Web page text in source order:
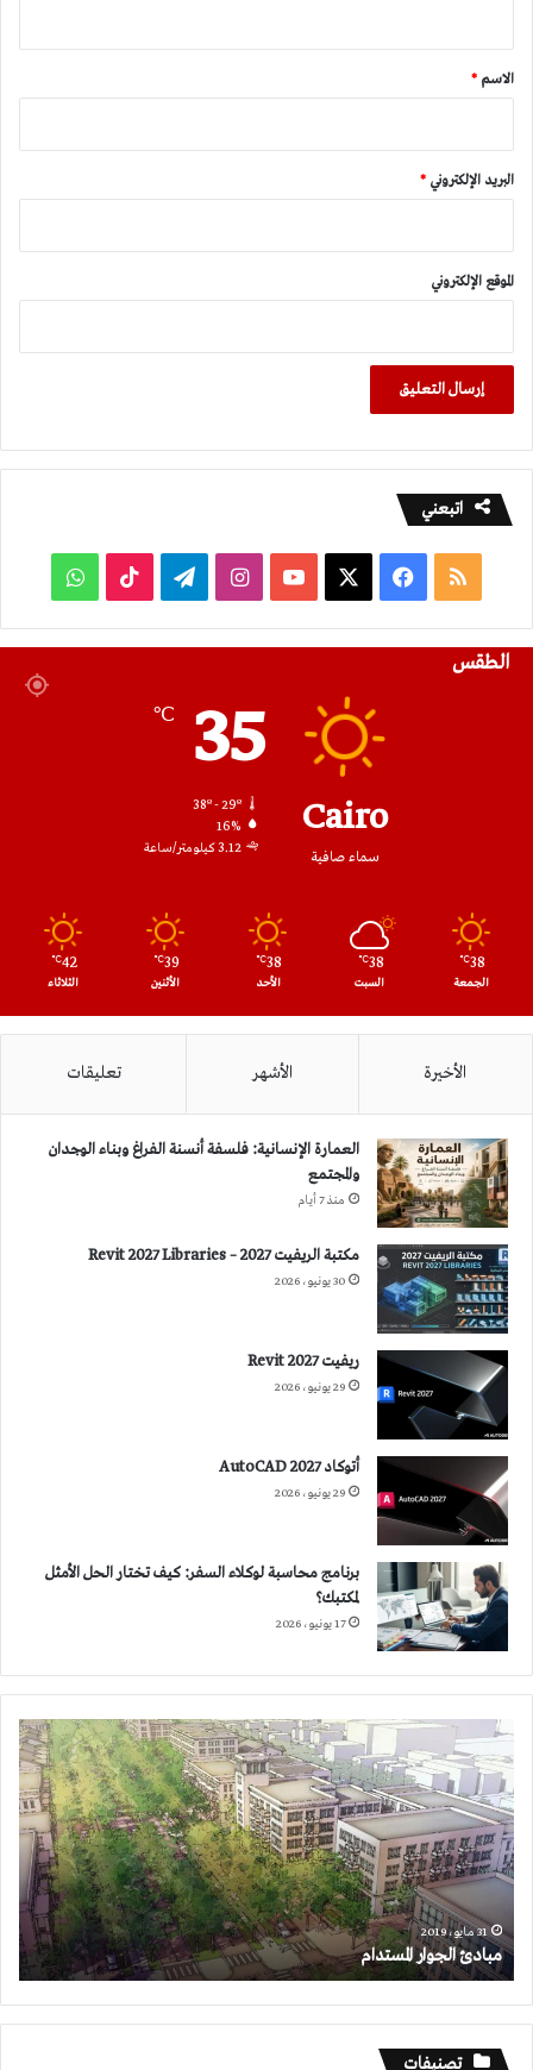
*
الاسم *
البريد الإلكتروني *
الموقع الإلكتروني
اتبعني
ملخص
الموقع
فيسبوك ‫YouTubeانستقرامتيلقرام ‫TikTokواتساب
الطقس
Cairo
سماء صافية
35
℃
38º - 29º
16%
3.12 كيلومتر/ساعة
38
℃
الجمعة
38
℃
السبت
38
℃
الأحد
39
℃
الأثنين
42
℃
الثلاثاء
الأخيرة الأشهر تعليقات
العمارة الإنسانية: فلسفة أنسنة الفراغ وبناء الوجدان
والمجتمع
منذ 7 أيام
مكتبة الريفيت 2027 – Revit 2027 Libraries
30 يونيو، 2026
ريفيت 2027 Revit
29 يونيو، 2026
أتوكاد 2027 AutoCAD
29 يونيو، 2026
برنامج محاسبة لوكلاء السفر: كيف تختار الحل الأمثل
لمكتبك؟
17 يونيو، 2026
مبادئ
الجوار
المستدام
31 مايو، 2019
مبادئ الجوار المستدام
تصنيفات